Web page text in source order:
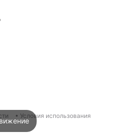
• Условия использования